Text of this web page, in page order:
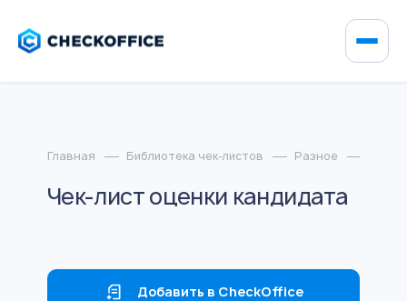
Главная Библиотека чек-листов Разное
Чек-лист оценки кандидата
Добавить в CheckOffice